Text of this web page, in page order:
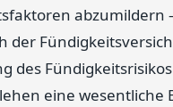
abzumildern
der
des
eine